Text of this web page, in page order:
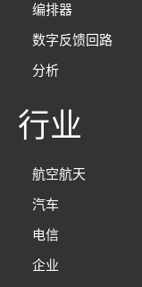
编排器
数字反馈回路
分析
行业
航空航天
汽车
电信
企业